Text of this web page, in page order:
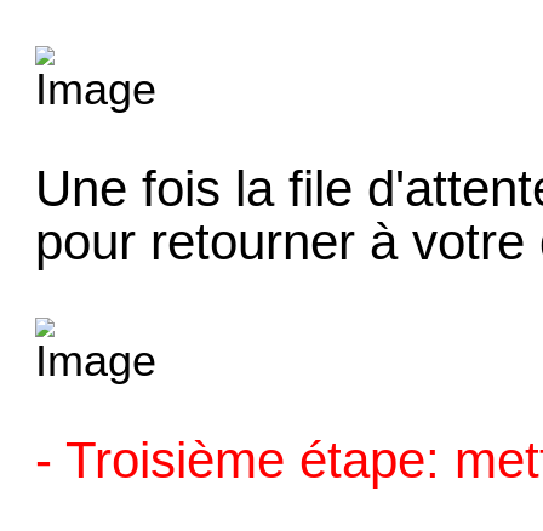
Une fois la file
pour retourner à votre
- Troisième étape: